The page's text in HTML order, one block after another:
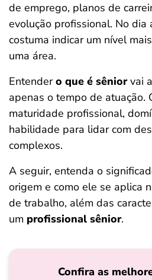
de emprego, planos de
evolução profissional. No dia
costuma indicar um nível
uma área.
Entendero que é sêniorvai
apenas o tempo de atuação.
maturidade profissional,
habilidade para lidar com
complexos.
A seguir, entenda o
origem e como ele se aplica
de trabalho, além das
um profissional sênior.
Confira as